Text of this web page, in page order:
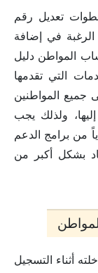
تعديل رقم
في إضافة
المواطن دليل
التي تقدمها
جميع المواطنين
ولذلك يجب
من برامج الدعم
بشكل أكبر من
أثناء التسجيل